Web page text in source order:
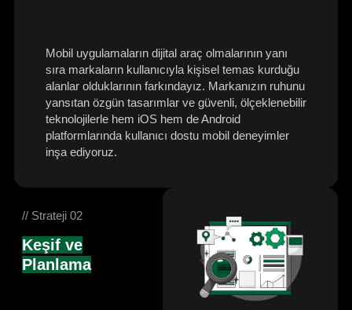
Mobil uygulamaların dijital araç olmalarının yanı
sıra markaların kullanıcıyla kişisel temas kurduğu
alanlar olduklarının farkındayız. Markanızın ruhunu
yansıtan özgün tasarımlar ve güvenli, ölçeklenebilir
teknolojilerle hem iOS hem de Android
platformlarında kullanıcı dostu mobil deneyimler
inşa ediyoruz.
// Strateji 02
Keşif ve
Planlama